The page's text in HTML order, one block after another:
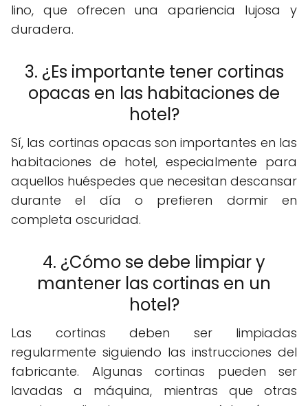
lino, que ofrecen una apariencia lujosa y
duradera.
3. ¿Es importante tener cortinas
opacas en las habitaciones de
hotel?
Sí, las cortinas opacas son importantes en las
habitaciones de hotel, especialmente para
aquellos huéspedes que necesitan descansar
durante el día o prefieren dormir en
completa oscuridad.
4. ¿Cómo se debe limpiar y
mantener las cortinas en un
hotel?
Las cortinas deben ser limpiadas
regularmente siguiendo las instrucciones del
fabricante. Algunas cortinas pueden ser
lavadas a máquina, mientras que otras